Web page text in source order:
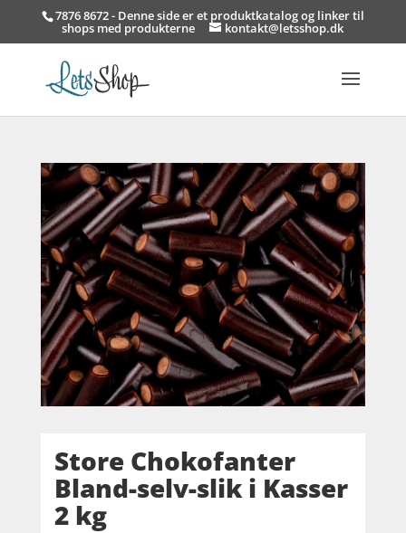
7876 8672 - Denne side er et produktkatalog og linker til
shops med produkterne kontakt@letsshop.dk
Store Chokofanter
Bland-selv-slik i Kasser
2 kg